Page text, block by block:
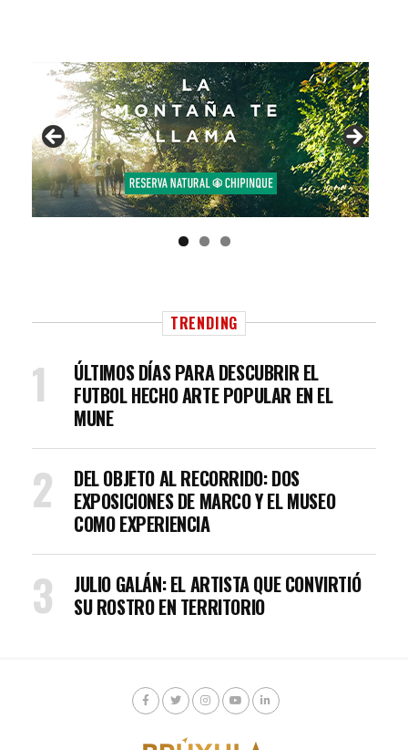
TRENDING
ÚLTIMOS DÍAS PARA DESCUBRIR EL
FUTBOL HECHO ARTE POPULAR EN EL
MUNE
DEL OBJETO AL RECORRIDO: DOS
EXPOSICIONES DE MARCO Y EL MUSEO
COMO EXPERIENCIA
JULIO GALÁN: EL ARTISTA QUE CONVIRTIÓ
SU ROSTRO EN TERRITORIO